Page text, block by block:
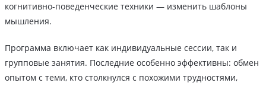
когнитивно-поведенческие техники — изменить шаблоны
мышления.
Программа включает как индивидуальные сессии, так и
групповые занятия. Последние особенно эффективны: обмен
опытом с теми, кто столкнулся с похожими трудностями,